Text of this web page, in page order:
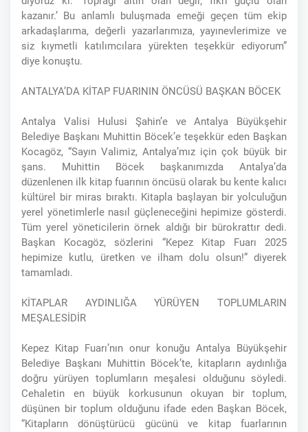
kazanır.’ Bu anlamlı buluşmada emeği geçen tüm ekip
arkadaşlarıma, değerli yazarlarımıza, yayınevlerimize ve
siz kıymetli katılımcılara yürekten teşekkür ediyorum”
diye konuştu.
ANTALYA’DA KİTAP FUARININ ÖNCÜSÜ BAŞKAN BÖCEK
Antalya Valisi Hulusi Şahin’e ve Antalya Büyükşehir
Belediye Başkanı Muhittin Böcek’e teşekkür eden Başkan
Kocagöz, “Sayın Valimiz, Antalya’mız için çok büyük bir
şans. Muhittin Böcek başkanımızda Antalya’da
düzenlenen ilk kitap fuarının öncüsü olarak bu kente kalıcı
kültürel bir miras bıraktı. Kitapla başlayan bir yolculuğun
yerel yönetimlerle nasıl güçleneceğini hepimize gösterdi.
Tüm yerel yöneticilerin örnek aldığı bir bürokrattır dedi.
Başkan Kocagöz, sözlerini “Kepez Kitap Fuarı 2025
hepimize kutlu, üretken ve ilham dolu olsun!” diyerek
tamamladı.
KİTAPLAR AYDINLIĞA YÜRÜYEN TOPLUMLARIN
MEŞALESİDİR
Kepez Kitap Fuarı’nın onur konuğu Antalya Büyükşehir
Belediye Başkanı Muhittin Böcek’te, kitapların aydınlığa
doğru yürüyen toplumların meşalesi olduğunu söyledi.
Cehaletin en büyük korkusunun okuyan bir toplum,
düşünen bir toplum olduğunu ifade eden Başkan Böcek,
“Kitapların dönüştürücü gücünü ve kitap fuarlarının